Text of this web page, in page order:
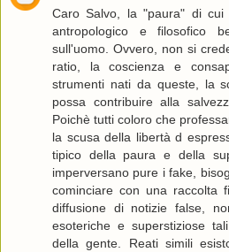
Caro Salvo, la "paura" di
antropologico e filosofico
sull'uomo. Ovvero, non si
ratio, la coscienza e
strumenti nati da queste, la
possa contribuire alla
Poichè tutti coloro che
la scusa della libertà d
tipico della paura e della
imperversano pure i fake,
cominciare con una raccolta
diffusione di notizie false,
esoteriche e superstiziose
della gente. Reati simili